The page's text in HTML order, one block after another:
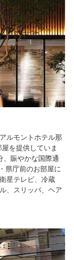
ルモントホテル那
を提供していま
、賑やかな国際通
県庁前のお部屋に
星テレビ、冷蔵
、スリッパ、ヘア